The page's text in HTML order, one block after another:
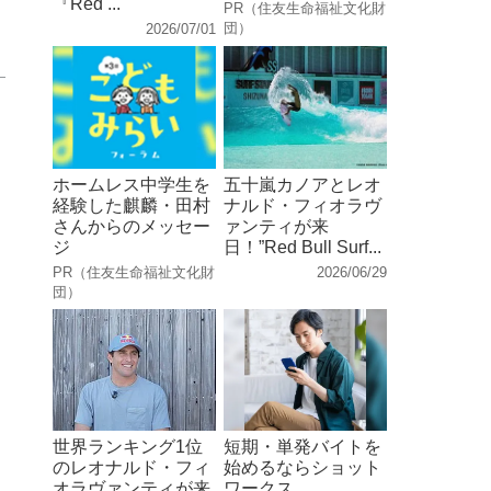
2026/07/01
PR（住友生命福祉文化財
団）
ホームレス中学生を
経験した麒麟・田村
さんからのメッセー
ジ
PR（住友生命福祉文化財
団）
五十嵐カノアとレオ
ナルド・フィオラヴ
ァンティが来
日！”Red Bull Surf...
2026/06/29
世界ランキング1位
のレオナルド・フィ
短期・単発バイトを
始めるならショット